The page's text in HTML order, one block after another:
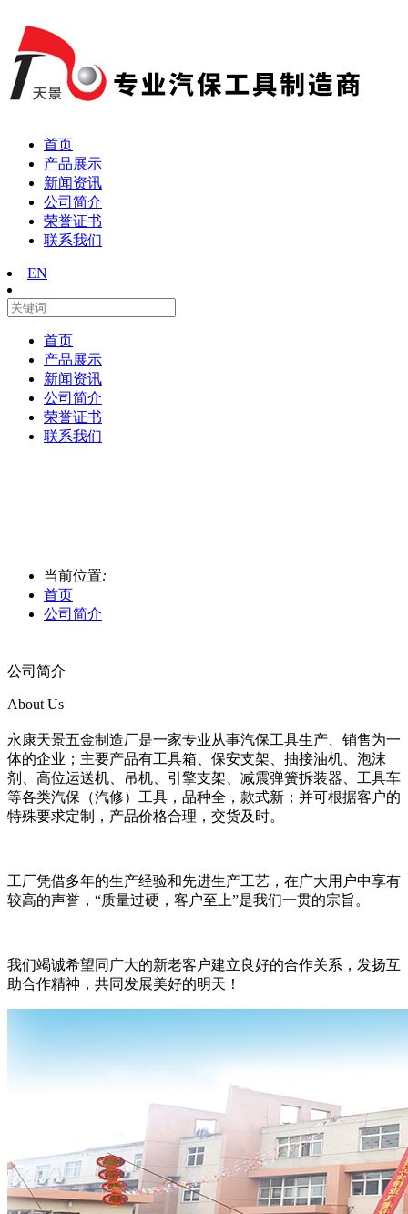
首页
产品展示
新闻资讯
公司简介
荣誉证书
联系我们
EN
首页
产品展示
新闻资讯
公司简介
荣誉证书
联系我们
当前位置:
首页
公司简介
公司简介
About Us
永康天景五金制造厂是一家专业从事汽保工具生产、销售为一
体的企业；主要产品有工具箱、保安支架、抽接油机、泡沫
剂、高位运送机、吊机、引擎支架、减震弹簧拆装器、工具车
等各类汽保（汽修）工具，品种全，款式新；并可根据客户的
特殊要求定制，产品价格合理，交货及时。
工厂凭借多年的生产经验和先进生产工艺，在广大用户中享有
较高的声誉，“质量过硬，客户至上”是我们一贯的宗旨。
我们竭诚希望同广大的新老客户建立良好的合作关系，发扬互
助合作精神，共同发展美好的明天！